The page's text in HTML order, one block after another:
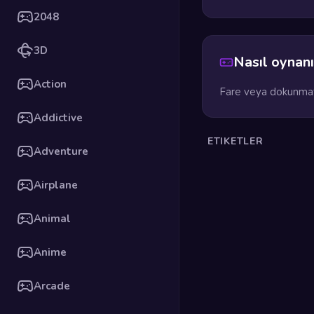
2048
3D
Action
Addictive
Adventure
Airplane
Animal
Anime
Arcade
Nasıl
Fare veya
ETIKETLER